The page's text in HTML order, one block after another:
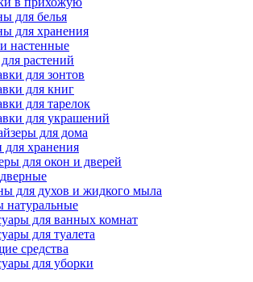
для белья
для хранения
настенные
растений
для зонтов
для книг
для тарелок
для украшений
для дома
хранения
для окон и дверей
для духов и жидкого мыла
для ванных комнат
для туалета
средства
для уборки